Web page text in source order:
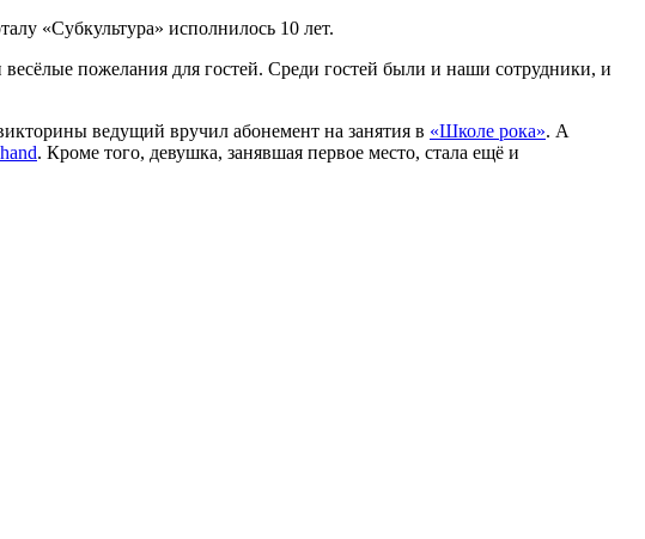
«Субкультура» исполнилось 10 лет.
пожелания для гостей. Среди гостей были и наши сотрудники, и
ведущий вручил абонемент на занятия в «Школе рока». А
. Кроме того, девушка, занявшая первое место, стала ещё и